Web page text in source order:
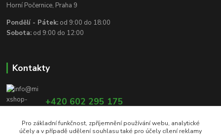
Horní Počernice, Praha 9
Pondělí - Pátek: od 9:00 do 18:00
Sobota: od 9:00 do 12:00
Kontakty
+420 602 295 175
info@mixshop-wertheim.cz
Pro základní funkčnost, zpříjemnění používání webu, analytické
účely a v případě udělení souhlasu také pro účely cílení reklamy